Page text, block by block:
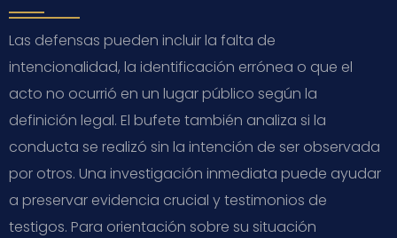
Las defensas pueden incluir la falta de
intencionalidad, la identificación errónea o que el
acto no ocurrió en un lugar público según la
definición legal. El bufete también analiza si la
conducta se realizó sin la intención de ser observada
por otros. Una investigación inmediata puede ayudar
a preservar evidencia crucial y testimonios de
testigos. Para orientación sobre su situación